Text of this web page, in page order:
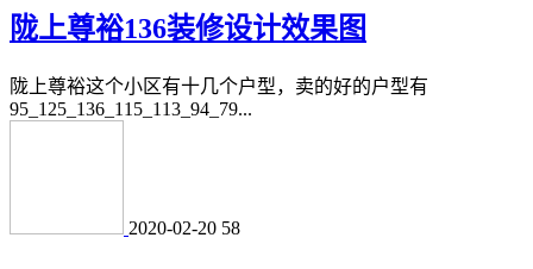
陇上尊裕136装修设计效果图
陇上尊裕这个小区有十几个户型，卖的好的户型有
95_125_136_115_113_94_79...
2020-02-20 58